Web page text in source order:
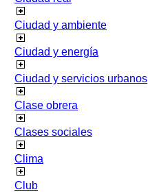
Ciudad y ambiente
Ciudad y energía
Ciudad y servicios urbanos
Clase obrera
Clases sociales
Clima
Club